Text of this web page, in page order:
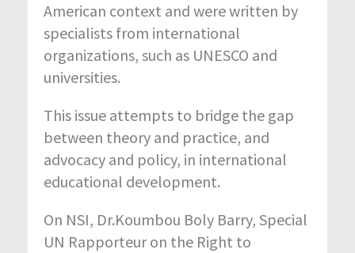
American context and were written by
specialists from international
organizations, such as UNESCO and
universities.
This issue attempts to bridge the gap
between theory and practice, and
advocacy and policy, in international
educational development.
On NSI, Dr.Koumbou Boly Barry, Special
UN Rapporteur on the Right to